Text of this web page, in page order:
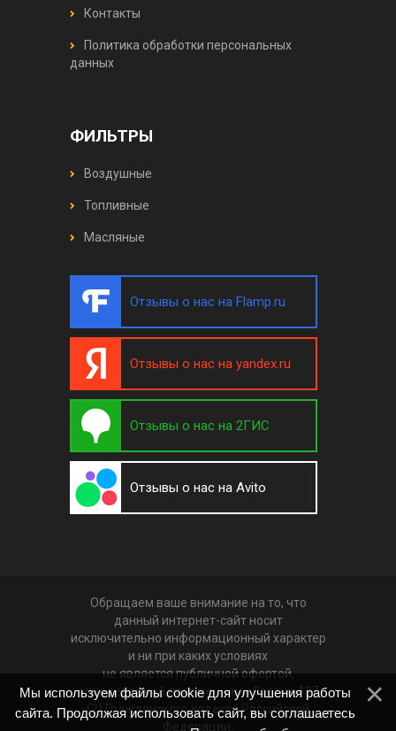
Контакты
Политика обработки персональных
данных
ФИЛЬТРЫ
Воздушные
Топливные
Масляные
Отзывы о нас на Flamp.ru
Отзывы о нас на yandex.ru
Отзывы о нас на 2ГИС
Отзывы о нас на Avito
Обращаем ваше внимание на то, что
данный интернет-сайт носит
исключительно информационный характер
и ни при каких условиях
не является публичной офертой,
определяемой положениями Статьи 437
(2) Гражданского кодекса Российской
Федерации.
Мы используем файлы cookie для улучшения работы
сайта. Продолжая использовать сайт, вы соглашаетесь